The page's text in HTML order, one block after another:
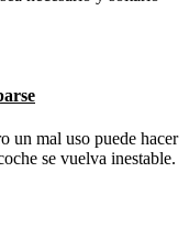
un mal uso puede hacer
se vuelva inestable.